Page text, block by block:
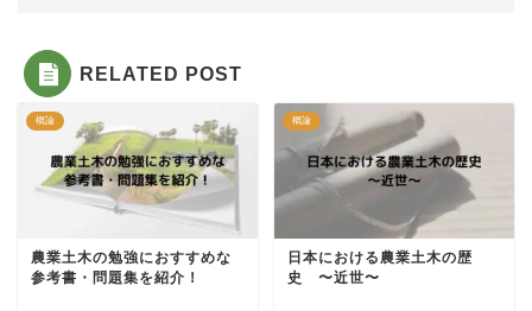
RELATED POST
概論
農業土木の勉強におすすめな
参考書・問題集を紹介！
概論
日本における農業土木の歴
史 〜近世〜